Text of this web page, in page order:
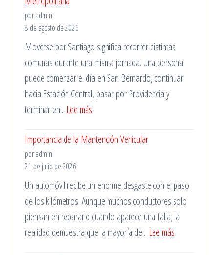
por admin
8 de agosto de 2026
Moverse por Santiago significa recorrer distintas
comunas durante una misma jornada. Una persona
puede comenzar el día en San Bernardo, continuar
hacia Estación Central, pasar por Providencia y
terminar en... Lee más
Servicios
Cerca
de
Tí
en
Importancia de la Mantención Vehicular
por admin
21 de julio de 2026
Un automóvil recibe un enorme desgaste con el paso
de los kilómetros. Aunque muchos conductores solo
piensan en repararlo cuando aparece una falla, la
realidad demuestra que la mayoría de... Lee más